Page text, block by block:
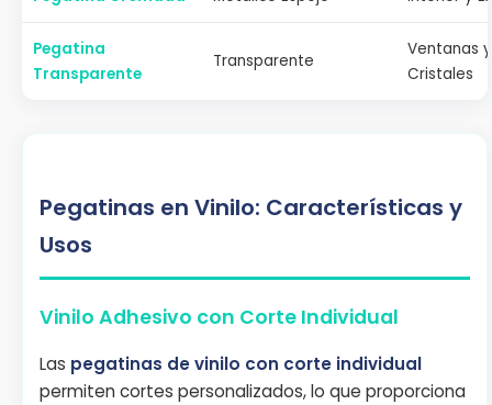
Pegatina
Transparente
Transparente
Ventanas y
Cristales
Pegatinas en Vinilo: Características y
Usos
Vinilo Adhesivo con Corte Individual
Las pegatinas de vinilo con corte individual
permiten cortes personalizados, lo que proporciona